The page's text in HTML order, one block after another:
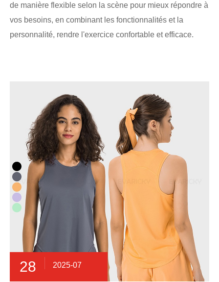
de manière flexible selon la scène pour mieux répondre à
vos besoins, en combinant les fonctionnalités et la
personnalité, rendre l'exercice confortable et efficace.
28 2025-07